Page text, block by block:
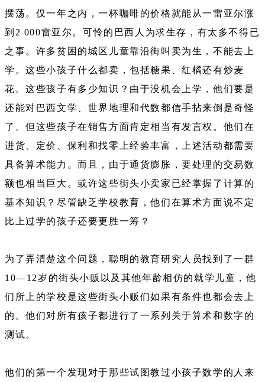
摆荡。仅一年之内，一杯咖啡的价格就能从一雷亚尔涨
到2 000雷亚尔。可怜的巴西人为求生存，有太多不得已
之事。许多贫困的城区儿童靠沿街叫卖为生，不能去上
学。这些小孩子什么都卖，包括糖果、红橘还有炒麦
花。这些孩子有多少知识？由于没机会上学，他们要是
还能对巴西文学、世界地理和代数都信手拈来倒是奇怪
了。但这些孩子在销售方面肯定相当有发言权。他们在
进货、定价、保利和找零上经验丰富，上述活动都需要
具备算术能力。而且，由于通货膨胀，要处理的交易数
额也相当巨大。或许这些街头小卖家已经掌握了计算的
基本知识？尽管缺乏学校教育，他们在算术方面说不定
比上过学的孩子还要更胜一筹？
为了弄清楚这个问题，聪明的教育研究人员找到了一群
10—12岁的街头小贩以及其他年龄相仿的就学儿童，他
们所上的学校是这些街头小贩们如果有条件也都会去上
的。他们对所有孩子都进行了一系列关于算术和数字的
测试。
他们的第一个发现对于那些试图教过小孩子数学的人来